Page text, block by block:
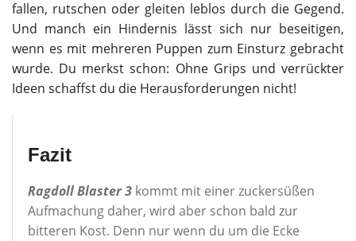
fallen, rutschen oder gleiten leblos durch die Gegend.
Und manch ein Hindernis lässt sich nur beseitigen,
wenn es mit mehreren Puppen zum Einsturz gebracht
wurde. Du merkst schon: Ohne Grips und verrückter
Ideen schaffst du die Herausforderungen nicht!
Fazit
Ragdoll Blaster 3 kommt mit einer zuckersüßen
Aufmachung daher, wird aber schon bald zur
bitteren Kost. Denn nur wenn du um die Ecke